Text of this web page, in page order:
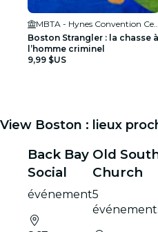
Boston Strangler : la chasse à
l’homme criminel
9,99 $US
View Boston : lieux
Back Bay
Social
événement
Old
Church
5